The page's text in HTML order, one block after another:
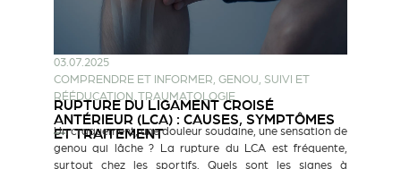
03.07.2025
COMPRENDRE ET INFORMER, GENOU, SUIVI ET
RÉÉDUCATION , TRAUMATOLOGIE
RUPTURE DU LIGAMENT CROISÉ
ANTÉRIEUR (LCA) : CAUSES, SYMPTÔMES
ET TRAITEMENT
Un craquement, une douleur soudaine, une sensation de
genou qui lâche ? La rupture du LCA est fréquente,
surtout chez les sportifs. Quels sont les signes à